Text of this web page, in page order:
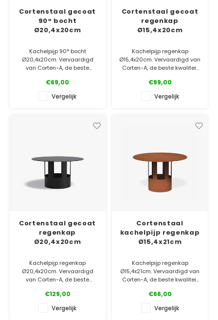
Cortenstaal gecoat
90° bocht
Ø20,4x20cm
Kachelpijp 90° bocht
Ø20,4x20cm. Vervaardigd
van Corten-A, de beste
Afgewerkt met een
hittebestendige coating.
€69,00
Vergelijk
Cortenstaal gecoat
regenkap
Ø15,4x20cm
Kachelpijp regenkap
Ø15,4x20cm. Vervaardigd van
Corten-A, de beste kwaliteit
een hittebestendige coating.
✓ Laagste prijsgarantie
€99,00
Vergelijk
Cortenstaal gecoat
regenkap
Ø20,4x20cm
Kachelpijp regenkap
Ø20,4x20cm. Vervaardigd
van Corten-A, de beste
Afgewerkt met een
hittebestendige coating.
€129,00
Vergelijk
Cortenstaal
kachelpijp regenkap
Ø15,4x21cm
Kachelpijp regenkap
Ø15,4x21cm. Vervaardigd van
Corten-A, de beste kwaliteit
✓ Laagste prijsgarantie
✓ Gratis bezorgd v.a. €500
€66,00
Vergelijk